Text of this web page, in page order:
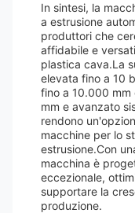
In sintesi, la
a estrusione
produttori che
affidabile e
plastica cava.La
elevata fino a 10
fino a 10.000
mm e avanzato
rendono
macchine per lo
estrusione.Con
macchina è
eccezionale,
supportare la
produzione.